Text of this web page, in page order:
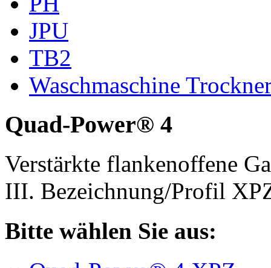
JPU
TB2
Waschmaschine
Quad-Power® 4
Verstärkte flankenoffene
III. Bezeichnung/Profil
Bitte wählen Sie aus: